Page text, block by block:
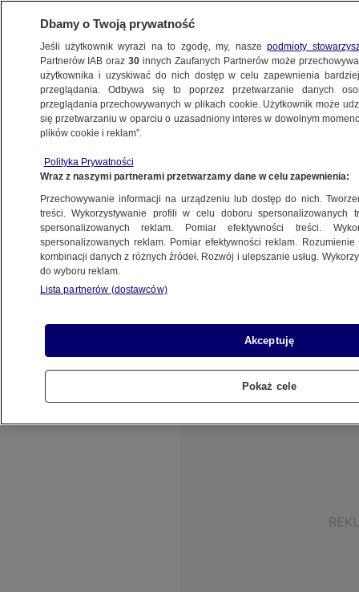
ŚWIAT
do schronu, gdy w Tel Awiwie zawyły
syreny alarmowe
17.10.2023, 08:12
Udostępnij
Izraela Benjamin Netanjahu musieli skryć się w
schronie, gdy w Tel Awiwie włączyły się syreny
alarmowe – przekazał rzecznik Departamentu
Dbamy o Twoją prywatność
Jeśli użytkownik wyrazi na to zgodę, my, naszepodmioty
Partnerów IAB oraz30 innych Zaufanych Partnerów może
użytkownika i uzyskiwać do nich dostęp w celu zapewnienia
przeglądania. Odbywa się to poprzez przetwarzanie danych
przeglądania przechowywanych w plikach cookie. Użytkownik może
się przetwarzaniu w oparciu o uzasadniony interes w dowolnym
plików cookie i reklam”.
Polityka Prywatności
Wraz z naszymi partnerami przetwarzamy dane w celu zapewnienia:
Przechowywanie informacji na urządzeniu lub dostęp do nich.
treści. Wykorzystywanie profili w celu doboru spersonalizowanych
spersonalizowanych reklam. Pomiar efektywności treści.
spersonalizowanych reklam. Pomiar efektywności reklam.
kombinacji danych z różnych źródeł. Rozwój i ulepszanie usług.
do wyboru reklam.
Lista partnerów (dostawców)
Akceptuję
Pokaż cele